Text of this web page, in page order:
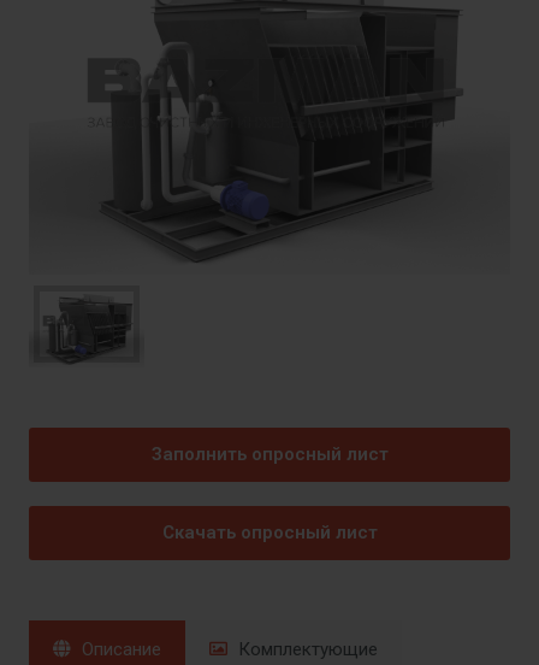
Заполнить опросный лист
Скачать опросный лист
Описание Комплектующие